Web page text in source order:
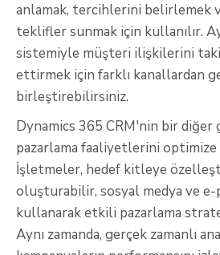
anlamak, tercihlerini belirlemek
teklifler sunmak için kullanılır.
sistemiyle müşteri ilişkilerini
ettirmek için farklı kanallardan
birleştirebilirsiniz.
Dynamics 365 CRM'nin bir diğer
pazarlama faaliyetlerini
İşletmeler, hedef kitleye
oluşturabilir, sosyal medya ve e-
kullanarak etkili pazarlama
Aynı zamanda, gerçek zamanlı